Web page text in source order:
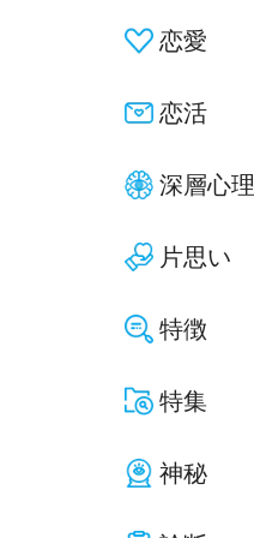
恋愛
恋活
深層心理
片思い
特徴
特集
神秘